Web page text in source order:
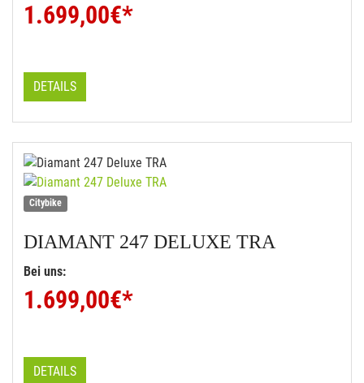
1.699,00€*
DETAILS
Citybike
DIAMANT 247 DELUXE TRA
Bei uns:
1.699,00€*
DETAILS